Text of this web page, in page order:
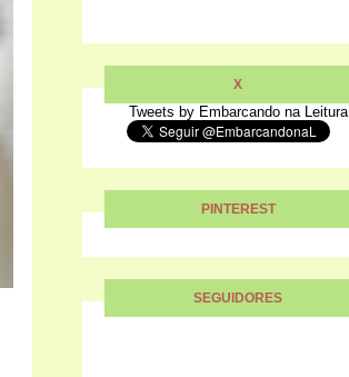
X
Tweets by Embarcando na Leitura
PINTEREST
SEGUIDORES